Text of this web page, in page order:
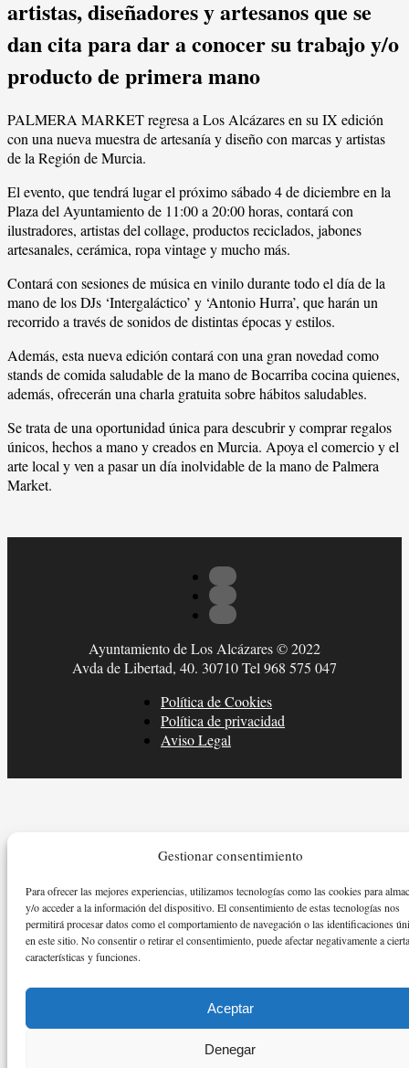
Gestionar consentimiento
Para ofrecer las mejores experiencias, utilizamos tecnologías como las cookies para
y/o acceder a la información del dispositivo. El consentimiento de estas tecnologías nos
permitirá procesar datos como el comportamiento de navegación o las identificaciones
en este sitio. No consentir o retirar el consentimiento, puede afectar negativamente a
características y funciones.
Aceptar
Denegar
artistas, diseñadores y artesanos que se
dan cita para dar a conocer su trabajo y/o
producto de primera mano
PALMERA MARKET regresa a Los Alcázares en su IX edición
con una nueva muestra de artesanía y diseño con marcas y artistas
de la Región de Murcia.
El evento, que tendrá lugar el próximo sábado 4 de diciembre en la
Plaza del Ayuntamiento de 11:00 a 20:00 horas, contará con
ilustradores, artistas del collage, productos reciclados, jabones
artesanales, cerámica, ropa vintage y mucho más.
Contará con sesiones de música en vinilo durante todo el día de la
mano de los DJs ‘Intergaláctico’ y ‘Antonio Hurra’, que harán un
recorrido a través de sonidos de distintas épocas y estilos.
Además, esta nueva edición contará con una gran novedad como
stands de comida saludable de la mano de Bocarriba cocina quienes,
además, ofrecerán una charla gratuita sobre hábitos saludables.
Se trata de una oportunidad única para descubrir y comprar regalos
únicos, hechos a mano y creados en Murcia. Apoya el comercio y el
arte local y ven a pasar un día inolvidable de la mano de Palmera
Market.
Ayuntamiento de Los Alcázares © 2022
Avda de Libertad, 40. 30710 Tel 968 575 047
Política de Cookies
Política de privacidad
Aviso Legal